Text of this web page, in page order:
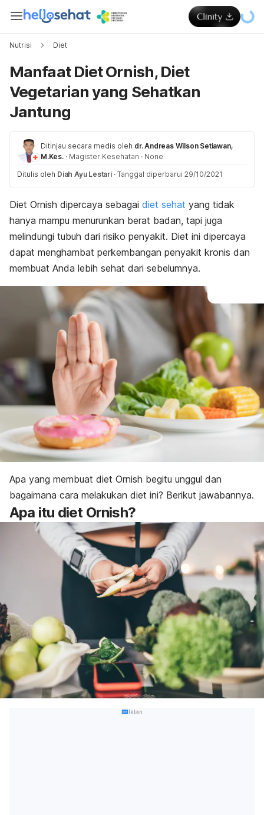
Nutrisi Diet
Manfaat Diet Ornish, Diet
Vegetarian yang Sehatkan
Jantung
Ditinjau secara medis oleh dr. Andreas Wilson Setiawan,
M.Kes. · Magister Kesehatan · None
Ditulis oleh Diah Ayu Lestari · Tanggal diperbarui 29/10/2021
Diet Ornish dipercaya sebagai diet sehat yang tidak
hanya mampu menurunkan berat badan, tapi juga
melindungi tubuh dari risiko penyakit. Diet ini dipercaya
dapat menghambat perkembangan penyakit kronis dan
membuat Anda lebih sehat dari sebelumnya.
Apa yang membuat diet Ornish begitu unggul dan
bagaimana cara melakukan diet ini? Berikut jawabannya.
Apa itu diet Ornish?
Iklan